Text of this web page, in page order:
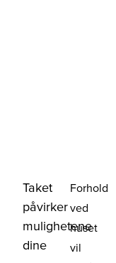
Taket
påvirker
mulighetene
dine
Forhold
ved
huset
vil